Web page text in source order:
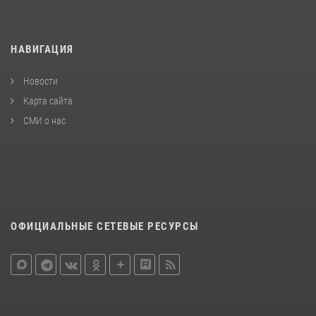
НАВИГАЦИЯ
Новости
Карта сайта
СМИ о нас
ОФИЦИАЛЬНЫЕ СЕТЕВЫЕ РЕСУРСЫ